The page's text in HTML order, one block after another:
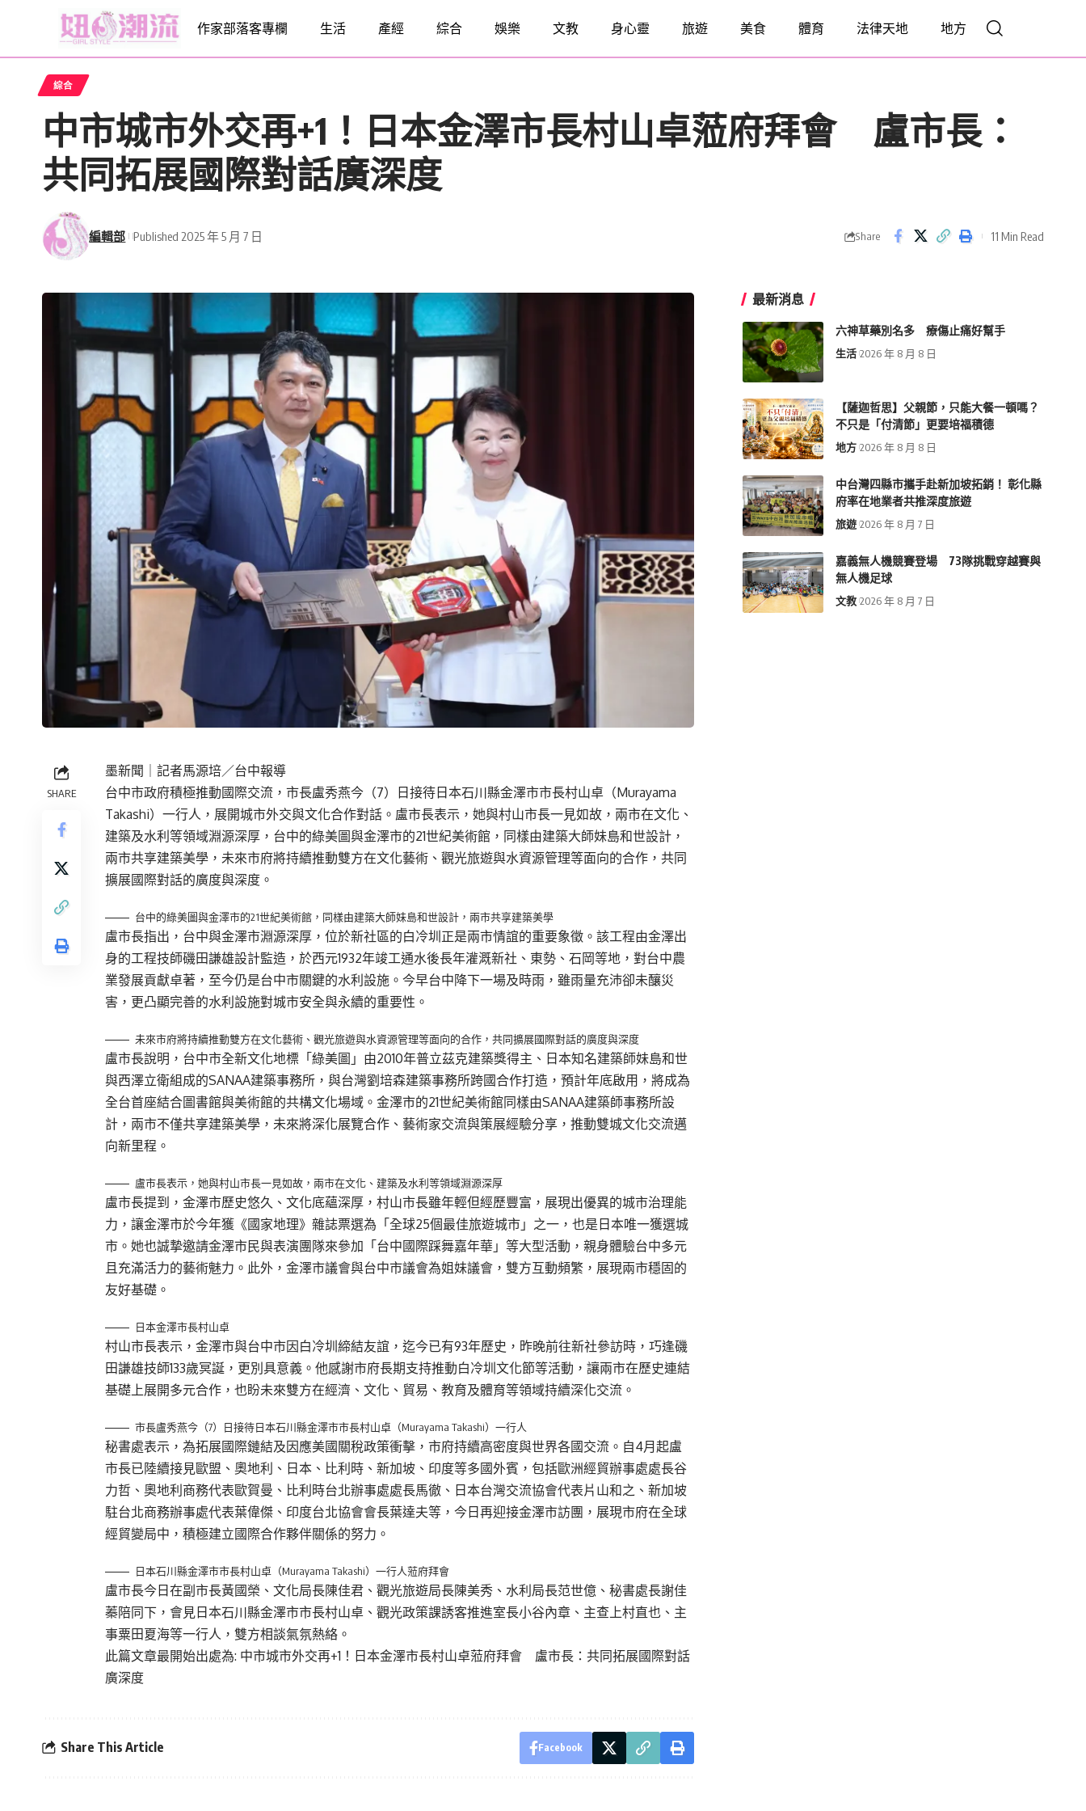
作家部落客專欄 生活 產經 綜合 娛樂 文教 身心靈 旅遊 美食 體育 法律天地 地方
綜合
中市城市外交再+1！日本金澤市長村山卓蒞府拜會 盧市長：
共同拓展國際對話廣深度
編輯部 Published 2025 年 5 月 7 日 Share 11 Min Read
SHARE
墨新聞 ｜記者馬源培／台中報導
台中市政府積極推動國際交流，市長盧秀燕今（7）日接待日本石川縣金澤市市長村山卓（Murayama
Takashi）一行人，展開城市外交與文化合作對話。盧市長表示，她與村山市長一見如故，兩市在文化、
建築及水利等領域淵源深厚，台中的綠美圖與金澤市的21世紀美術館，同樣由建築大師妹島和世設計，
兩市共享建築美學，未來市府將持續推動雙方在文化藝術、觀光旅遊與水資源管理等面向的合作，共同
擴展國際對話的廣度與深度。
台中的綠美圖與金澤市的21世紀美術館，同樣由建築大師妹島和世設計，兩市共享建築美學
盧市長指出，台中與金澤市淵源深厚，位於新社區的白冷圳正是兩市情誼的重要象徵。該工程由金澤出
身的工程技師磯田謙雄設計監造，於西元1932年竣工通水後長年灌溉新社、東勢、石岡等地，對台中農
業發展貢獻卓著，至今仍是台中市關鍵的水利設施。今早台中降下一場及時雨，雖雨量充沛卻未釀災
害，更凸顯完善的水利設施對城市安全與永續的重要性。
未來市府將持續推動雙方在文化藝術、觀光旅遊與水資源管理等面向的合作，共同擴展國際對話的廣度與深度
盧市長說明，台中市全新文化地標「綠美圖」由2010年普立茲克建築獎得主、日本知名建築師妹島和世
與西澤立衛組成的SANAA建築事務所，與台灣劉培森建築事務所跨國合作打造，預計年底啟用，將成為
全台首座結合圖書館與美術館的共構文化場域。金澤市的21世紀美術館同樣由SANAA建築師事務所設
計，兩市不僅共享建築美學，未來將深化展覽合作、藝術家交流與策展經驗分享，推動雙城文化交流邁
向新里程。
盧市長表示，她與村山市長一見如故，兩市在文化、建築及水利等領域淵源深厚
盧市長提到，金澤市歷史悠久、文化底蘊深厚，村山市長雖年輕但經歷豐富，展現出優異的城市治理能
力，讓金澤市於今年獲《國家地理》雜誌票選為「全球25個最佳旅遊城市」之一，也是日本唯一獲選城
市。她也誠摯邀請金澤市民與表演團隊來參加「台中國際踩舞嘉年華」等大型活動，親身體驗台中多元
且充滿活力的藝術魅力。此外，金澤市議會與台中市議會為姐妹議會，雙方互動頻繁，展現兩市穩固的
友好基礎。
日本金澤市長村山卓
村山市長表示，金澤市與台中市因白冷圳締結友誼，迄今已有93年歷史，昨晚前往新社參訪時，巧逢磯
田謙雄技師133歲冥誕，更別具意義。他感謝市府長期支持推動白冷圳文化節等活動，讓兩市在歷史連結
基礎上展開多元合作，也盼未來雙方在經濟、文化、貿易、教育及體育等領域持續深化交流。
市長盧秀燕今（7）日接待日本石川縣金澤市市長村山卓（Murayama Takashi）一行人
秘書處表示，為拓展國際鏈結及因應美國關稅政策衝擊，市府持續高密度與世界各國交流。自4月起盧
市長已陸續接見歐盟、奧地利、日本、比利時、新加坡、印度等多國外賓，包括歐洲經貿辦事處處長谷
力哲、奧地利商務代表歐賀曼、比利時台北辦事處處長馬徹、日本台灣交流協會代表片山和之、新加坡
駐台北商務辦事處代表葉偉傑、印度台北協會會長葉達夫等，今日再迎接金澤市訪團，展現市府在全球
經貿變局中，積極建立國際合作夥伴關係的努力。
日本石川縣金澤市市長村山卓（Murayama Takashi）一行人蒞府拜會
盧市長今日在副市長黃國榮、文化局長陳佳君、觀光旅遊局長陳美秀、水利局長范世億、秘書處長謝佳
蓁陪同下，會見日本石川縣金澤市市長村山卓、觀光政策課誘客推進室長小谷內章、主查上村直也、主
事粟田夏海等一行人，雙方相談氣氛熱絡。
此篇文章最開始出處為: 中市城市外交再+1！日本金澤市長村山卓蒞府拜會 盧市長：共同拓展國際對話
廣深度
Share This Article Facebook
最新消息
六神草藥別名多 療傷止痛好幫手
生活 2026 年 8 月 8 日
【薩迦哲思】父親節，只能大餐一頓嗎？
不只是「付清節」更要培福積德
地方 2026 年 8 月 8 日
中台灣四縣市攜手赴新加坡拓銷！ 彰化縣
府率在地業者共推深度旅遊
旅遊 2026 年 8 月 7 日
嘉義無人機競賽登場 73隊挑戰穿越賽與
無人機足球
文教 2026 年 8 月 7 日